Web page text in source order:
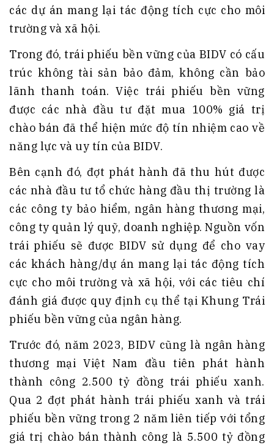
các dự án mang lại tác động tích cực cho môi
trường và xã hội.
Trong đó, trái phiếu bền vững của BIDV có cấu
trúc không tài sản bảo đảm, không cần bảo
lãnh thanh toán. Việc trái phiếu bền vững
được các nhà đầu tư đặt mua 100% giá trị
chào bán đã thể hiện mức độ tín nhiệm cao về
năng lực và uy tín của BIDV.
Bên cạnh đó, đợt phát hành đã thu hút được
các nhà đầu tư tổ chức hàng đầu thị trường là
các công ty bảo hiểm, ngân hàng thương mại,
công ty quản lý quỹ, doanh nghiệp. Nguồn vốn
trái phiếu sẽ được BIDV sử dụng để cho vay
các khách hàng/dự án mang lại tác động tích
cực cho môi trường và xã hội, với các tiêu chí
đánh giá được quy định cụ thể tại Khung Trái
phiếu bền vững của ngân hàng.
Trước đó, năm 2023, BIDV cũng là ngân hàng
thương mại Việt Nam đầu tiên phát hành
thành công 2.500 tỷ đồng trái phiếu xanh.
Qua 2 đợt phát hành trái phiếu xanh và trái
phiếu bền vững trong 2 năm liên tiếp với tổng
giá trị chào bán thành công là 5.500 tỷ đồng